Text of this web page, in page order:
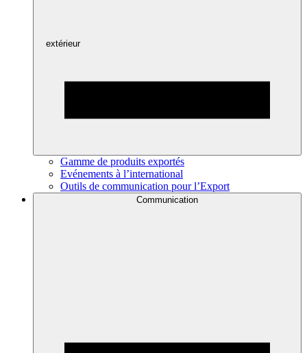
extérieur
Gamme de produits exportés
Evénements à l’international
Outils de communication pour l’Export
Communication